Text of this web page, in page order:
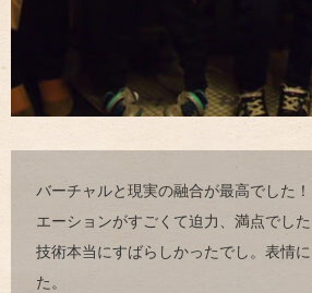
バーチャルと現実の融合が最高でした
エーションがすごくて迫力、満点でした
技術本当にすばらしかったでし。表情
た。